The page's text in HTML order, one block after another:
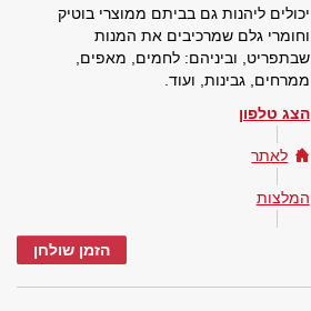
יכולים ליהנות גם בביתם ממוצרי בוטיק
וחומרי גלם שמרכיבים את המנות
שבתפריט, וביניהם: לחמים, מאפים,
ממרחים, גבינות, ועוד.
הצג טלפון
לאתר
המלצות
הזמן שולחן